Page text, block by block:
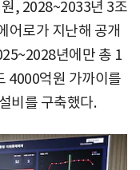
, 2028~2033년 3조
어로가 지난해 공개
년에만 총 1
4000억원 가까이를
비를 구축했다.